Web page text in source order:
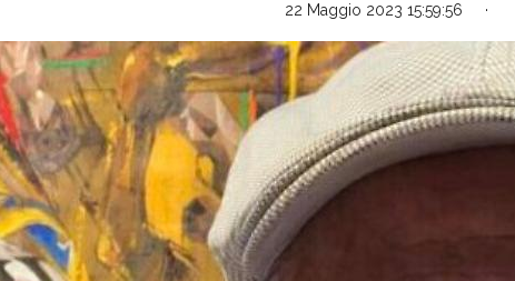
22 Maggio 2023 15:59:56